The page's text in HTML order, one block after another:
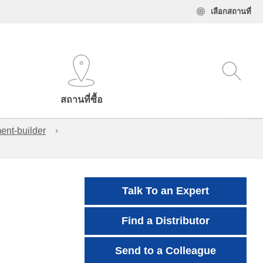
เลือกสถานที่
สถานที่ซื้อ
builder
Talk To an Expert
Find a Distributor
Send to a Colleague